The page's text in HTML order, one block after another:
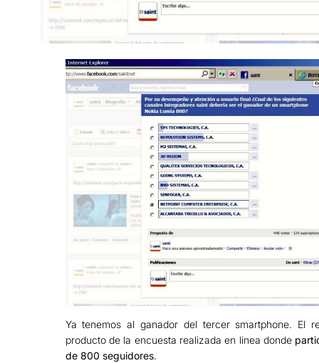
Ya tenemos al ganador del tercer smartphone. El
producto de la encuesta realizada en linea donde
de 800 seguidores.